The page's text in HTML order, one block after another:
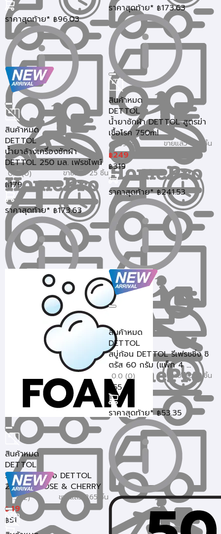
ราคาสุดท้าย* ฿96.03
ราคาสุดท้าย* ฿173.63
สินค้าหมด
DETTOL
น้ำยาล้างเครื่องซักผ้า
DETTOL 250 มล. เฟรชไพน์
0.0 (0) ขายแล้ว 25 ชิ้น
฿179
ราคาสุดท้าย* ฿173.63
สินค้าหมด
DETTOL
น้ำยาซักผ้า DETTOL สูตรฆ่า
เชื้อโรค 750ml
4.89 (9) ขายแล้ว 130 ชิ้น
฿249
฿319
ราคาสุดท้าย* ฿241.53
สินค้าหมด
DETTOL
รีฟิลโฟมล้างมือ DETTOL
200 มล. ROSE & CHERRY
4.5 (2) ขายแล้ว 265 ชิ้น
฿49
฿51
สินค้าหมด
DETTOL
สบู่ก้อน DETTOL รีเฟรชชิ่ง ซิ
ตรัส 60 กรัม (แพ็ก 4 ...
0.0 (0) ขายแล้ว 4 ชิ้น
55
ราคาสุดท้าย* ฿53.35